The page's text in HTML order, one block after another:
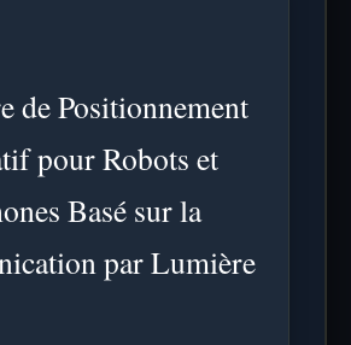
robots et smartphones
de Positionnement
pour Robots et
Basé sur la
par Lumière